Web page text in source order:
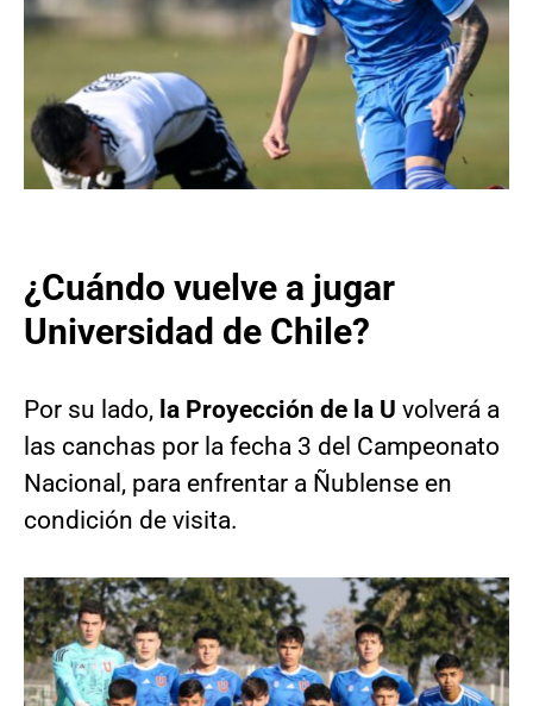
¿Cuándo vuelve a jugar
Universidad de Chile?
Por su lado, la Proyección de la U volverá a
las canchas por la fecha 3 del Campeonato
Nacional, para enfrentar a Ñublense en
condición de visita.